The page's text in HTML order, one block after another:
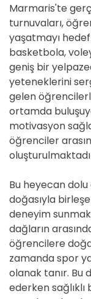
Marmaris'te
turnuvaları,
yaşatmayı
basketbola,
geniş bir
yeteneklerini
gelen
ortamda
motivasyon
öğrenciler
Bu heyecan
doğasıyla
deneyim
dağların
öğrencilere
zamanda spor
olanak tanır.
ederken sağlıklı